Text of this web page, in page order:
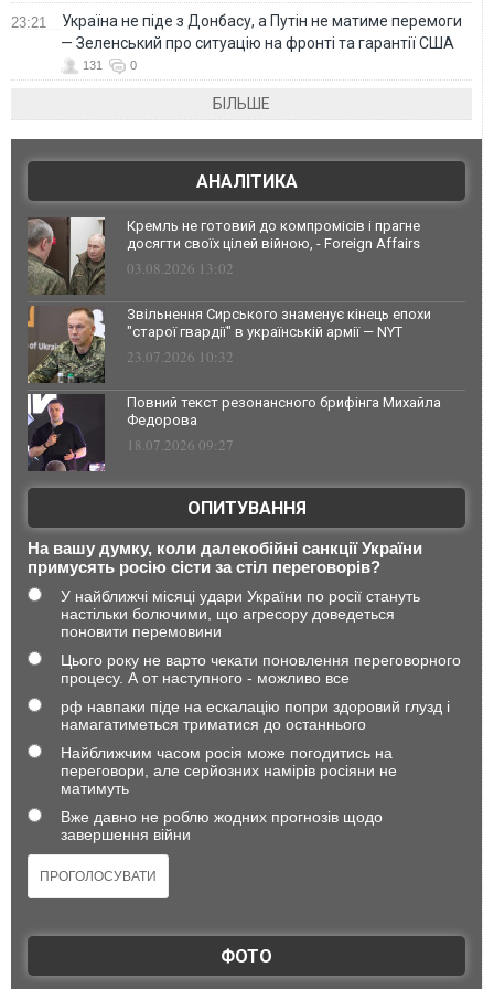
23:21
Україна не піде з Донбасу, а Путін не матиме перемоги
— Зеленський про ситуацію на фронті та гарантії США
131 0
БІЛЬШЕ
АНАЛІТИКА
Кремль не готовий до компромісів і прагне
досягти своїх цілей війною, - Foreign Affairs
03.08.2026 13:02
Звільнення Сирського знаменує кінець епохи
"старої гвардії" в українській армії — NYT
23.07.2026 10:32
Повний текст резонансного брифінга Михайла
Федорова
18.07.2026 09:27
ОПИТУВАННЯ
На вашу думку, коли далекобійні санкції України
примусять росію сісти за стіл переговорів?
У найближчі місяці удари України по росії стануть
настільки болючими, що агресору доведеться
поновити перемовини
Цього року не варто чекати поновлення переговорного
процесу. А от наступного - можливо все
рф навпаки піде на ескалацію попри здоровий глузд і
намагатиметься триматися до останнього
Найближчим часом росія може погодитись на
переговори, але серйозних намірів росіяни не
матимуть
Вже давно не роблю жодних прогнозів щодо
завершення війни
ФОТО